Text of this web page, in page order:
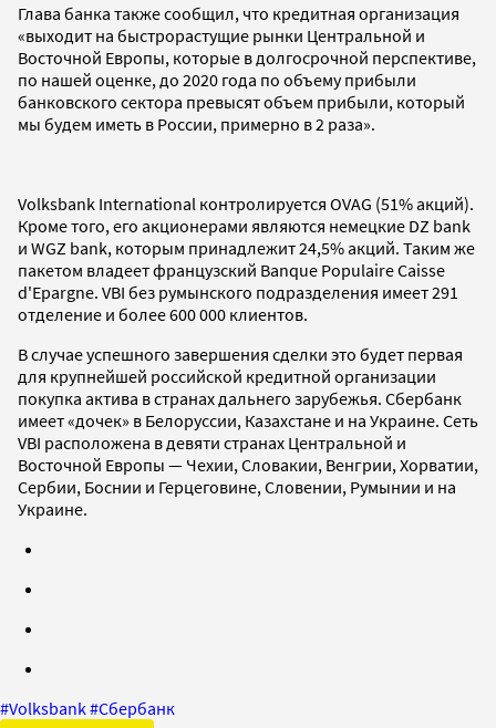
Глава банка также сообщил, что кредитная организация
«выходит на быстрорастущие рынки Центральной и
Восточной Европы, которые в долгосрочной перспективе,
по нашей оценке, до 2020 года по объему прибыли
банковского сектора превысят объем прибыли, который
мы будем иметь в России, примерно в 2 раза».
Volksbank International контролируется OVAG (51% акций).
Кроме того, его акционерами являются немецкие DZ bank
и WGZ bank, которым принадлежит 24,5% акций. Таким же
пакетом владеет французский Banque Populaire Caisse
d'Epargne. VBI без румынского подразделения имеет 291
отделение и более 600 000 клиентов.
В случае успешного завершения сделки это будет первая
для крупнейшей российской кредитной организации
покупка актива в странах дальнего зарубежья. Сбербанк
имеет «дочек» в Белоруссии, Казахстане и на Украине. Сеть
VBI расположена в девяти странах Центральной и
Восточной Европы — Чехии, Словакии, Венгрии, Хорватии,
Сербии, Боснии и Герцеговине, Словении, Румынии и на
Украине.
#Volksbank#Сбербанк